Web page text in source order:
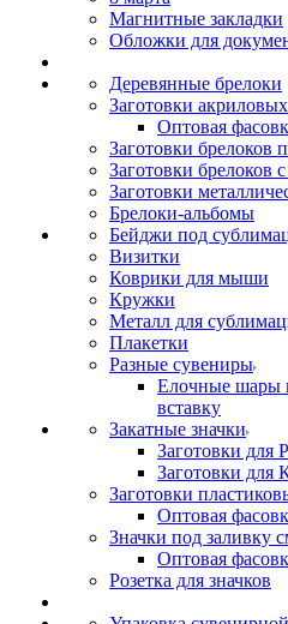
Магнитные закладки
Обложки для
Деревянные брелоки
Заготовки
Оптовая
Заготовки брелоков
Заготовки брелоков
Заготовки
Брелоки-альбомы
Бейджи под
Визитки
Коврики для мыши
Кружки
Металл для
Плакетки
Разные сувениры
Елочные шары
вставку
Закатные значки
Заготовки для
Заготовки для
Заготовки
Оптовая
Значки под заливку
Оптовая
Розетка для значков